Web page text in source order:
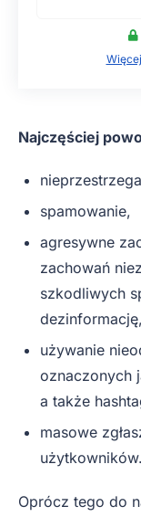
Najczęściej
spamowanie,
agresywne
zachowań
szkodliwych
dezinformację,
używanie
oznaczonych
a także
masowe
użytkowników.
Oprócz tego do